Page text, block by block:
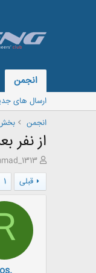
انجمن
ارسال های
انجمن
از نفر
ش
ر
و
ع
قبلی
1